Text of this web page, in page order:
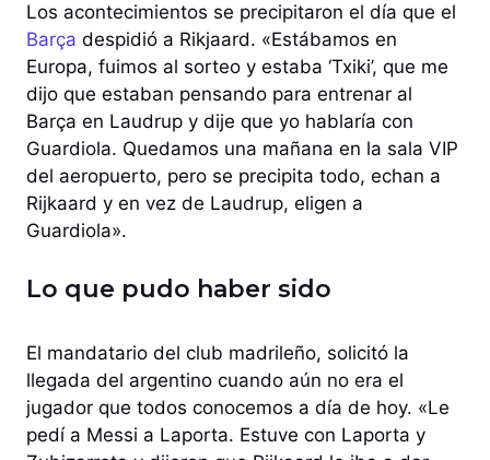
Los acontecimientos se precipitaron el día que el
Barça despidió a Rikjaard. «Estábamos en
Europa, fuimos al sorteo y estaba ‘Txiki’, que me
dijo que estaban pensando para entrenar al
Barça en Laudrup y dije que yo hablaría con
Guardiola. Quedamos una mañana en la sala VIP
del aeropuerto, pero se precipita todo, echan a
Rijkaard y en vez de Laudrup, eligen a
Guardiola».
Lo que pudo haber sido
El mandatario del club madrileño, solicitó la
llegada del argentino cuando aún no era el
jugador que todos conocemos a día de hoy. «Le
pedí a Messi a Laporta. Estuve con Laporta y